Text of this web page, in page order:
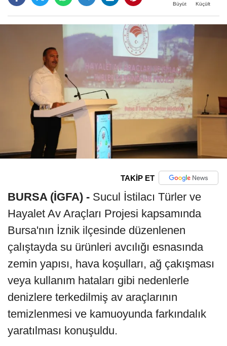
Büyüt Küçült
TAKİP ET
BURSA (İGFA) - Sucul İstilacı Türler ve
Hayalet Av Araçları Projesi kapsamında
Bursa'nın İznik ilçesinde düzenlenen
çalıştayda su ürünleri avcılığı esnasında
zemin yapısı, hava koşulları, ağ çakışması
veya kullanım hataları gibi nedenlerle
denizlere terkedilmiş av araçlarının
temizlenmesi ve kamuoyunda farkındalık
yaratılması konuşuldu.